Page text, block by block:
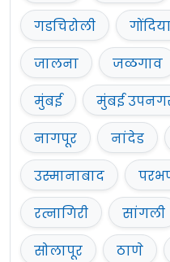
गडचिरोली
जालना
जळगाव
मुंबई
मुंबई
नागपूर
नांदेड
उस्मानाबाद
रत्नागिरी
सांगली
सोलापूर
ठाणे